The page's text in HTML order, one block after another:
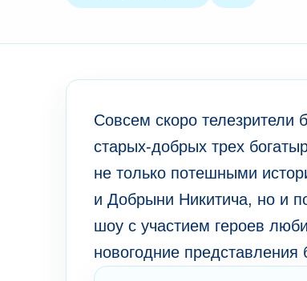
Совсем скоро телезрители
старых-добрых трех
не только потешными
и Добрыни Никитича, но и
шоу с участием героев
новогодние представления